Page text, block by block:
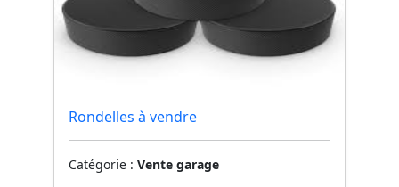
Rondelles à vendre
Catégorie : Vente garage